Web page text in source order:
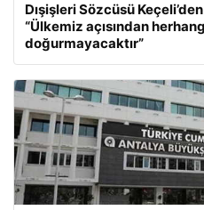
Dışişleri Sözcüsü
“Ülkemiz açısından
doğurmayacaktır”